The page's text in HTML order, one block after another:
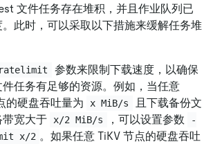
文件任务存在堆积，并且作业队列已
此时，可以采取以下措施来缓解任务堆
参数来限制下载速度，以确保
任务有足够的资源。例如，当任意
的硬盘吞吐量为
x MiB/s
且下载备份文
宽大于
x/2 MiB/s ，可以设置参数
-
x/2 。如果任意 TiKV 节点的硬盘吞吐